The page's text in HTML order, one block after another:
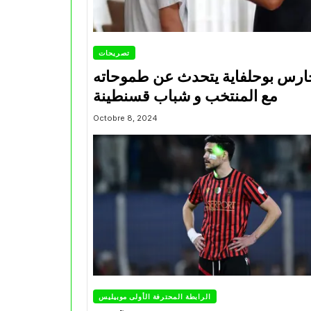
تصريحات
بوحلفاية يتحدث عن طموحاته
مع المنتخب و شباب قسنطينة
Octobre 8, 2024
الرابطة المحترفة الأولى موبيليس